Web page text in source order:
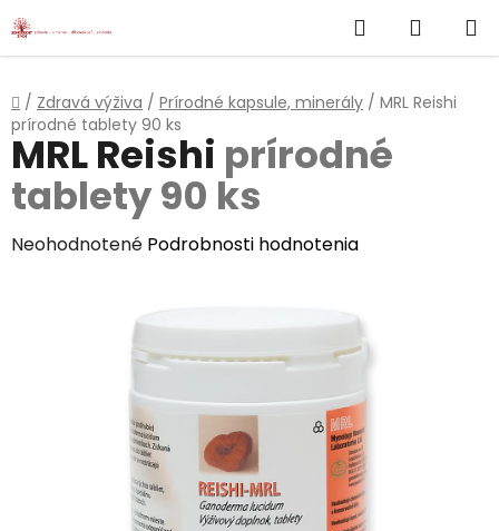
Prejsť
na
Hľadať
KOŠÍK
Domov
/ Zdravá výživa / Prírodné kapsule, minerály / MRL Reishi
prírodné tablety 90 ks
MRL Reishi prírodné
tablety 90 ks
Priemerné
Neohodnotené Podrobnosti hodnotenia